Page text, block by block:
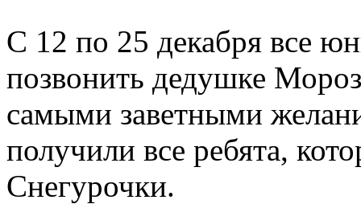
С 12 по 25 декабря все
позвонить дедушке
самыми заветными
получили все ребята,
Снегурочки.